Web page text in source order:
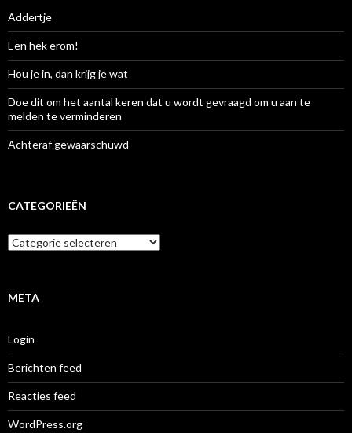
Addertje
Een hek erom!
Hou je in, dan krijg je wat
Doe dit om het aantal keren dat u wordt gevraagd om u aan te
melden te verminderen
Achteraf gewaarschuwd
CATEGORIEËN
Categorieën
META
Login
Berichten feed
Reacties feed
WordPress.org